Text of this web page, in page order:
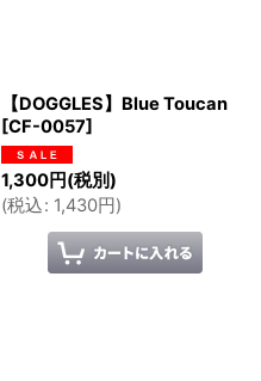
【DOGGLES】Blue Toucan
[CF-0057]
1,300円(税別)
(税込: 1,430円 )